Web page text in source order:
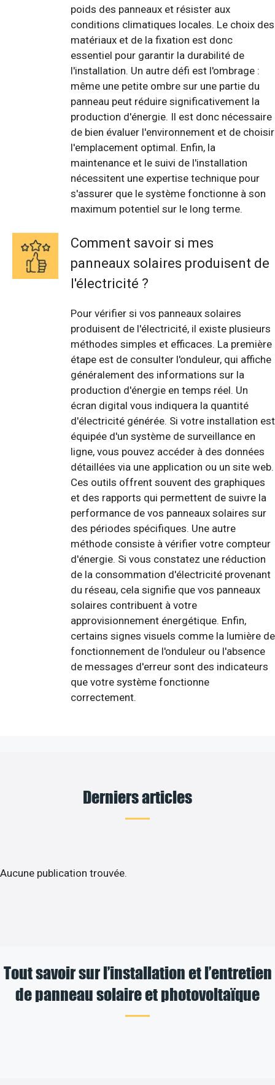
poids des panneaux et résister aux
conditions climatiques locales. Le choix des
matériaux et de la fixation est donc
essentiel pour garantir la durabilité de
l'installation. Un autre défi est l'ombrage :
même une petite ombre sur une partie du
panneau peut réduire significativement la
production d'énergie. Il est donc nécessaire
de bien évaluer l'environnement et de choisir
l'emplacement optimal. Enfin, la
maintenance et le suivi de l'installation
nécessitent une expertise technique pour
s'assurer que le système fonctionne à son
maximum potentiel sur le long terme.
Comment savoir si mes
panneaux solaires produisent de
l'électricité ?
Pour vérifier si vos panneaux solaires
produisent de l'électricité, il existe plusieurs
méthodes simples et efficaces. La première
étape est de consulter l'onduleur, qui affiche
généralement des informations sur la
production d'énergie en temps réel. Un
écran digital vous indiquera la quantité
d'électricité générée. Si votre installation est
équipée d'un système de surveillance en
ligne, vous pouvez accéder à des données
détaillées via une application ou un site web.
Ces outils offrent souvent des graphiques
et des rapports qui permettent de suivre la
performance de vos panneaux solaires sur
des périodes spécifiques. Une autre
méthode consiste à vérifier votre compteur
d'énergie. Si vous constatez une réduction
de la consommation d'électricité provenant
du réseau, cela signifie que vos panneaux
solaires contribuent à votre
approvisionnement énergétique. Enfin,
certains signes visuels comme la lumière de
fonctionnement de l'onduleur ou l'absence
de messages d'erreur sont des indicateurs
que votre système fonctionne
correctement.
Derniers articles
Aucune publication trouvée.
Tout savoir sur l’installation et l’entretien
de panneau solaire et photovoltaïque